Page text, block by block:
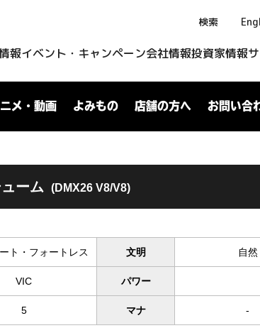
検索
報イベント・キャンペーン会社情報投資家情報
メ・動画 よみもの 店舗の方へ お問い合
ーム (DMX26 V8/V8)
ト・フォートレス 文明 自然
VIC パワー
5 マナ -